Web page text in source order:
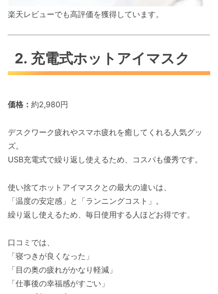
楽天レビューでも高評価を獲得しています。
2. 充電式ホットアイマスク
価格： 約2,980円
デスクワーク疲れやスマホ疲れを癒してくれる人気グッ
ズ。
USB充電式で繰り返し使えるため、コスパも優秀です。
使い捨てホットアイマスクとの最大の違いは、
「温度の安定感」と「ランニングコスト」。
繰り返し使えるため、毎日使用する人ほどお得です。
口コミでは、
「寝つきが良くなった」
「目の奥の疲れがかなり軽減」
「仕事後の幸福感がすごい」